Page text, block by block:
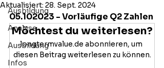
Ausbildung
Analyse
Ausbildung
Infos
Aktualisiert: 28. Sept. 2024
05.102023 - Vorläufige Q2 Zahlen
Möchtest du weiterlesen?
longtermvalue.de abonnieren, um
diesen Beitrag weiterlesen zu können.